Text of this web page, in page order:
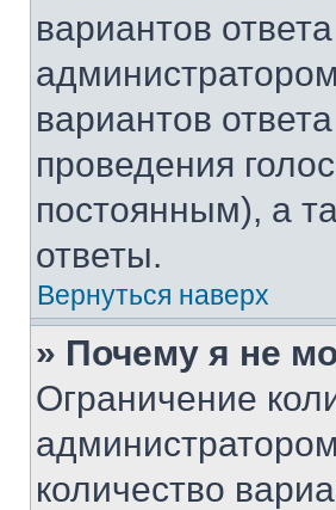
вариантов
вариантов
проведения
постоянным), а
ответы.
Вернуться наверх
» Почему я не
Ограничение
количество